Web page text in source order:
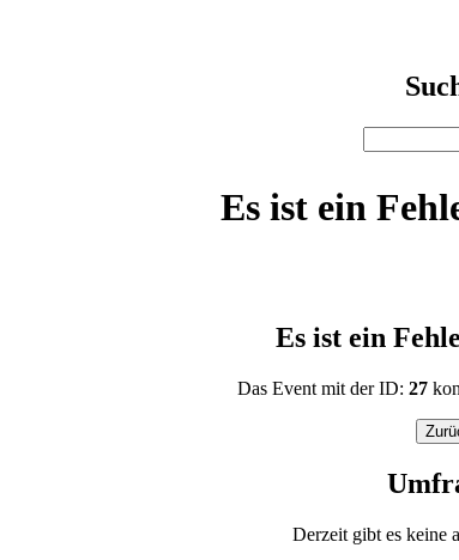
Es ist ein
Es ist ein
Das Event mit der ID: 27
Derzeit gibt es keine